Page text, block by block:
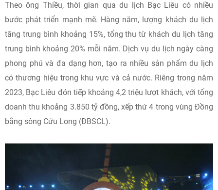
Theo ông Thiều, thời gian qua du lịch Bạc Liêu có nhiều
bước phát triển mạnh mẽ. Hàng năm, lượng khách du lịch
tăng trung bình khoảng 15%, tổng thu từ khách du lịch tăng
trung bình khoảng 20% mỗi năm. Dịch vụ du lịch ngày càng
phong phú và đa dạng hơn, tạo ra nhiều sản phẩm du lịch
có thương hiệu trong khu vực và cả nước. Riêng trong năm
2023, Bạc Liêu đón tiếp khoảng 4,2 triệu lượt khách, với tổng
doanh thu khoảng 3.850 tỷ đồng, xếp thứ 4 trong vùng Đồng
bằng sông Cửu Long (ĐBSCL).